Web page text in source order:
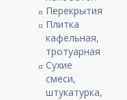
Перекрытия
Плитка
кафельная,
тротуарная
Сухие
смеси,
штукатурка,